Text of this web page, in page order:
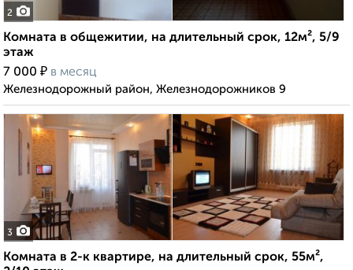
2
Комната в общежитии, на длительный срок, 12м², 5/9
этаж
7 000 ₽ в месяц
Железнодорожный район, Железнодорожников 9
3
Комната в 2-к квартире, на длительный срок, 55м²,